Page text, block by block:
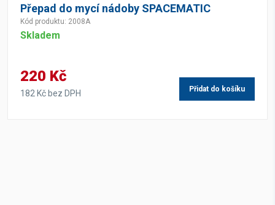
Přepad do mycí nádoby SPACEMATIC
Kód produktu: 2008A
Skladem
220 Kč
182 Kč bez DPH Přidat do košíku